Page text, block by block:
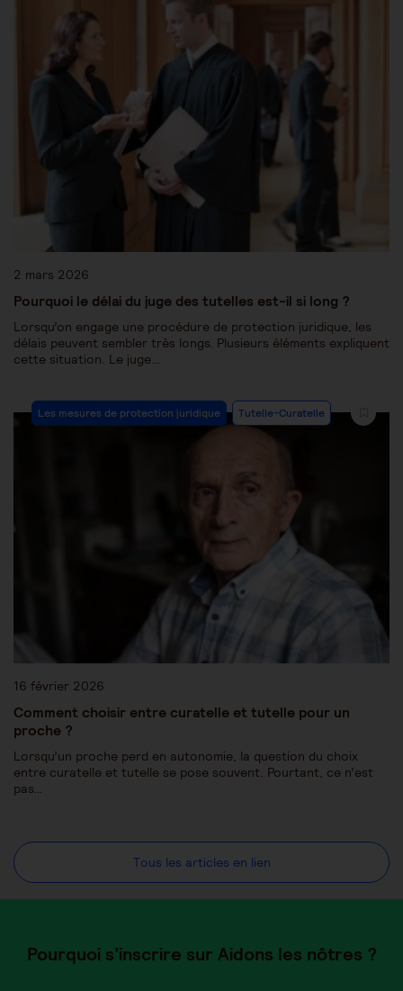
2 mars 2026
Pourquoi le délai du juge des tutelles est-il si long ?
Lorsqu’on engage une procédure de protection juridique, les
délais peuvent sembler très longs. Plusieurs éléments expliquent
cette situation. Le juge…
Les mesures de protection juridique Tutelle-Curatelle
16 février 2026
Comment choisir entre curatelle et tutelle pour un
proche ?
Lorsqu’un proche perd en autonomie, la question du choix
entre curatelle et tutelle se pose souvent. Pourtant, ce n’est
pas…
Tous les articles en lien
Pourquoi s’inscrire sur Aidons les nôtres ?